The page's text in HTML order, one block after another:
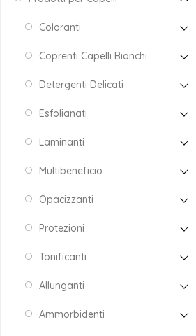
Coloranti
Coprenti Capelli Bianchi
Detergenti Delicati
Esfolianati
Laminanti
Multibeneficio
Opacizzanti
Protezioni
Tonificanti
Allunganti
Ammorbidenti